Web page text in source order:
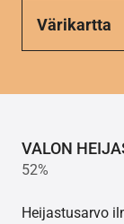
Värikartta
VALON
52%
Heijastusarvo